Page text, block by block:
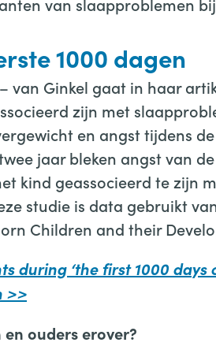
1000 dagen
van Ginkel gaat in haar
zijn met
en angst tijdens
jaar bleken angst van
kind geassocieerd te zijn
studie is data gebruikt
Children and their
during ‘the first 1000 days
>>
ouders erover?